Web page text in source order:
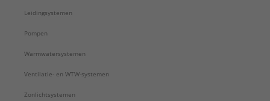
Leidingsystemen
Pompen
Warmwatersystemen
Ventilatie- en WTW-systemen
Zonlichtsystemen